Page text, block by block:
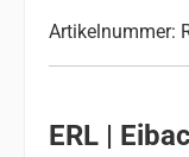
Artikelnummer:
ERL |